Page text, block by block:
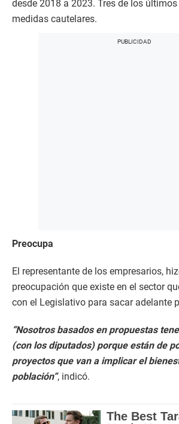
desde 2018 a 2023. Tres de los
medidas cautelares.
Preocupa
El representante de los empresarios,
preocupación que existe en el sector
con el Legislativo para sacar adelante
“Nosotros basados en propuestas
(con los diputados) porque están de
proyectos que van a implicar el
población”, indicó.